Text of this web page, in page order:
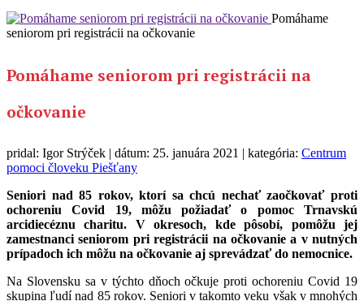
Pomáhame
seniorom pri registrácii na očkovanie
Pomáhame seniorom pri registrácii na
očkovanie
pridal: Igor Strýček | dátum: 25. januára 2021 | kategória: Centrum
pomoci človeku Piešťany
Seniori nad 85 rokov, ktorí sa chcú nechať zaočkovať proti
ochoreniu Covid 19, môžu požiadať o pomoc Trnavskú
arcidiecéznu charitu. V okresoch, kde pôsobí, pomôžu jej
zamestnanci seniorom pri registrácii na očkovanie a v nutných
prípadoch ich môžu na očkovanie aj sprevádzať do nemocnice.
Na Slovensku sa v týchto dňoch očkuje proti ochoreniu Covid 19
skupina ľudí nad 85 rokov. Seniori v takomto veku však v mnohých